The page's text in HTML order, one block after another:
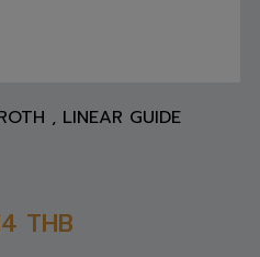
, LINEAR GUIDE
THB